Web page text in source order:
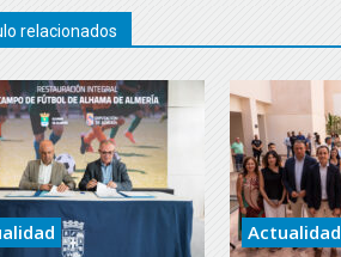
relacionados
Actualidad